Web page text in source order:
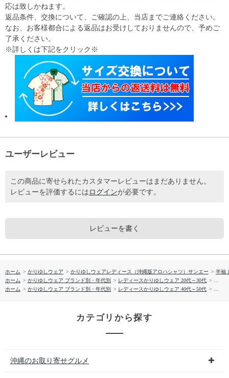
応は致しかねます。
返品条件、交換について、ご確認の上、当店までご連絡ください。
なお、お客様都合による返品はお受けしておりませんので、予めご
了承ください。
※詳しくは下記をクリック※
ユーザーレビュー
この商品に寄せられたカスタマーレビューはまだありません。
レビューを評価するには ログインが必要です。
レビューを書く
ホーム > かりゆしウェア > かりゆしウェアレディース（沖縄版アロハシャツ）サンエー > 半袖
ホーム > かりゆしウェア ブランド別・年代別 > レディースかりゆしウェア 20代～30代
ホーム > かりゆしウェア ブランド別・年代別 > レディースかりゆしウェア 40代～50代
カテゴリから探す
沖縄のお取り寄せグルメ